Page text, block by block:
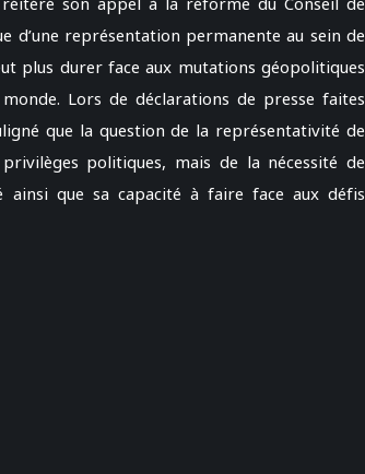
d’une représentation permanente au sein de
plus durer face aux mutations géopolitiques
Lors de déclarations de presse faites
que la question de la représentativité de
politiques, mais de la nécessité de
que sa capacité à faire face aux défis